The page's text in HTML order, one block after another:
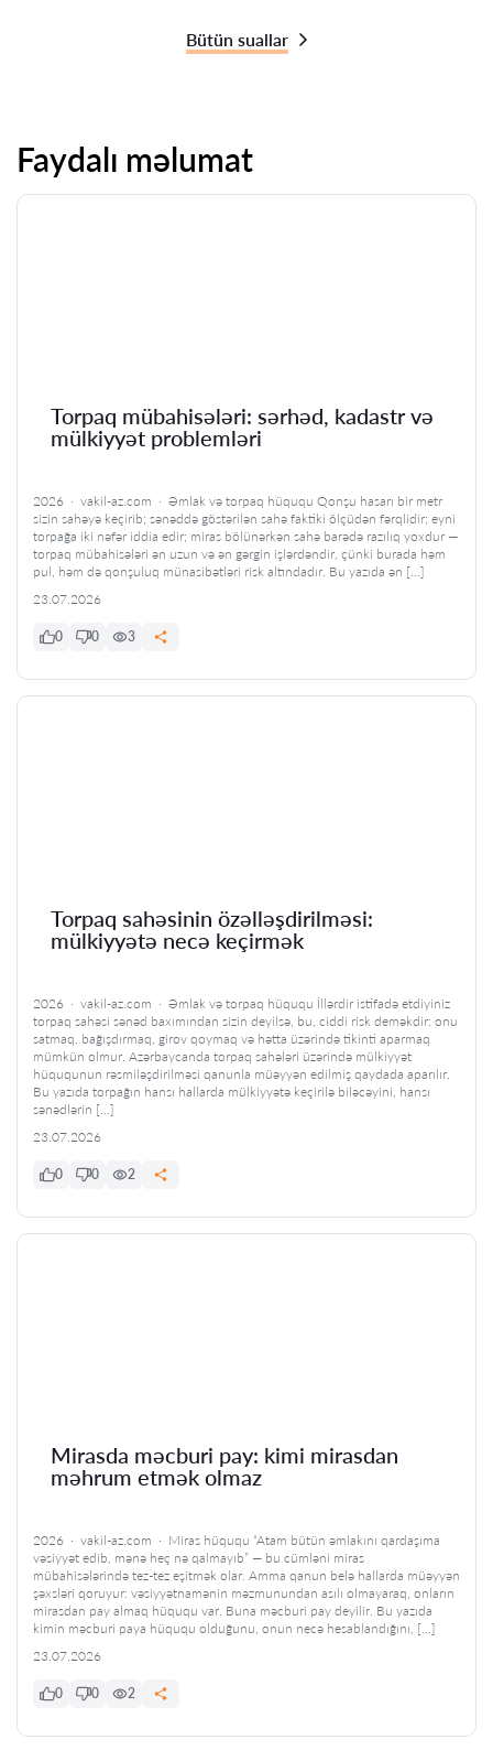
Bütün suallar
Faydalı məlumat
Torpaq mübahisələri: sərhəd, kadastr və
mülkiyyət problemləri
2026 · vakil-az.com · Əmlak və torpaq hüququ Qonşu hasarı bir metr
sizin sahəyə keçirib; sənəddə göstərilən sahə faktiki ölçüdən fərqlidir; eyni
torpağa iki nəfər iddia edir; miras bölünərkən sahə barədə razılıq yoxdur —
torpaq mübahisələri ən uzun və ən gərgin işlərdəndir, çünki burada həm
pul, həm də qonşuluq münasibətləri risk altındadır. Bu yazıda ən […]
23.07.2026
0 0 3
Torpaq sahəsinin özəlləşdirilməsi:
mülkiyyətə necə keçirmək
2026 · vakil-az.com · Əmlak və torpaq hüququ İllərdir istifadə etdiyiniz
torpaq sahəsi sənəd baxımından sizin deyilsə, bu, ciddi risk deməkdir: onu
satmaq, bağışdırmaq, girov qoymaq və hətta üzərində tikinti aparmaq
mümkün olmur. Azərbaycanda torpaq sahələri üzərində mülkiyyət
hüququnun rəsmiləşdirilməsi qanunla müəyyən edilmiş qaydada aparılır.
Bu yazıda torpağın hansı hallarda mülkiyyətə keçirilə biləcəyini, hansı
sənədlərin […]
23.07.2026
0 0 2
Mirasda məcburi pay: kimi mirasdan
məhrum etmək olmaz
2026 · vakil-az.com · Miras hüququ “Atam bütün əmlakını qardaşıma
vəsiyyət edib, mənə heç nə qalmayıb” — bu cümləni miras
mübahisələrində tez-tez eşitmək olar. Amma qanun belə hallarda müəyyən
şəxsləri qoruyur: vəsiyyətnamənin məzmunundan asılı olmayaraq, onların
mirasdan pay almaq hüququ var. Buna məcburi pay deyilir. Bu yazıda
kimin məcburi paya hüququ olduğunu, onun necə hesablandığını, […]
23.07.2026
0 0 2